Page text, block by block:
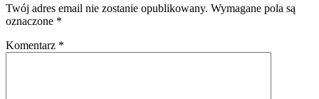
Twój adres email nie zostanie opublikowany. Wymagane pola są
oznaczone *
Komentarz *